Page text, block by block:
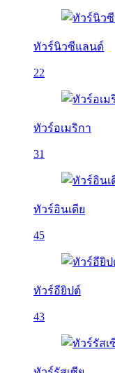
ทัวร์นิวซีแลนด์
22
ทัวร์อเมริกา
31
ทัวร์อินเดีย
45
ทัวร์อียิปต์
43